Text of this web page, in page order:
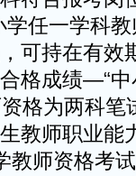
任一学科
可持在有效
格成绩—“
资格为两科
教师职业能
教师资格考